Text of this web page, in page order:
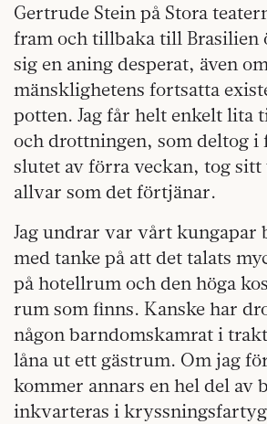
Gertrude Stein på Stora
fram och tillbaka till Brasilien
sig en aning desperat, även
mänsklighetens fortsatta
potten. Jag får helt enkelt lita
och drottningen, som deltog i
slutet av förra veckan, tog sitt
allvar som det förtjänar.
Jag undrar var vårt kungapar
med tanke på att det talats
på hotellrum och den höga
rum som finns. Kanske har
någon barndomskamrat i
låna ut ett gästrum. Om jag
kommer annars en hel del av
inkvarteras i